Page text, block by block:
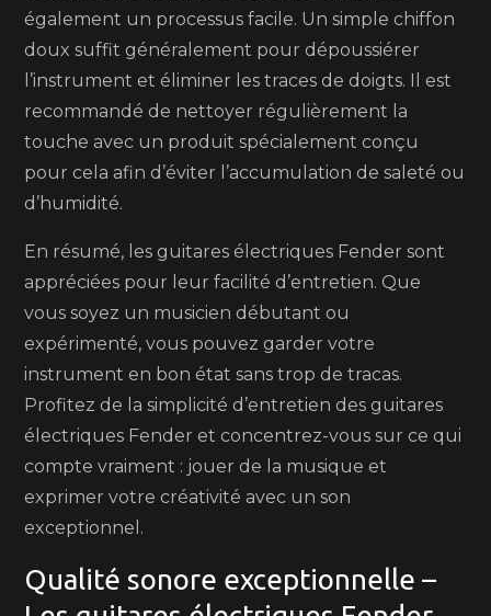
également un processus facile. Un simple chiffon
doux suffit généralement pour dépoussiérer
l’instrument et éliminer les traces de doigts. Il est
recommandé de nettoyer régulièrement la
touche avec un produit spécialement conçu
pour cela afin d’éviter l’accumulation de saleté ou
d’humidité.
En résumé, les guitares électriques Fender sont
appréciées pour leur facilité d’entretien. Que
vous soyez un musicien débutant ou
expérimenté, vous pouvez garder votre
instrument en bon état sans trop de tracas.
Profitez de la simplicité d’entretien des guitares
électriques Fender et concentrez-vous sur ce qui
compte vraiment : jouer de la musique et
exprimer votre créativité avec un son
exceptionnel.
Qualité sonore exceptionnelle –